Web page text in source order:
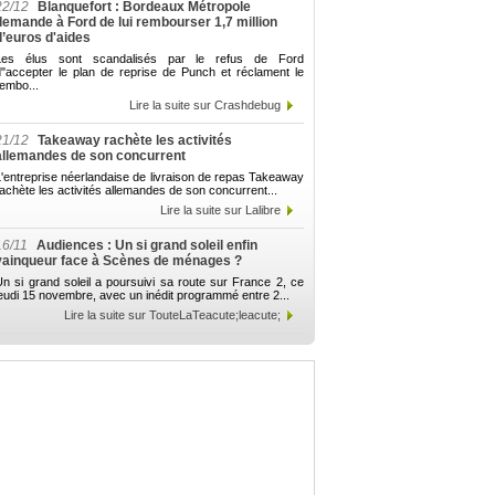
12
Blanquefort : Bordeaux Métropole
à Ford de lui rembourser 1,7 million
d'aides
élus sont scandalisés par le refus de Ford
le plan de reprise de Punch et réclament le
Lire la suite sur Crashdebug
12 Takeaway rachète les activités
de son concurrent
néerlandaise de livraison de repas Takeaway
les activités allemandes de son concurrent...
Lire la suite sur Lalibre
11
Audiences : Un si grand soleil enfin
face à Scènes de ménages ?
si grand soleil a poursuivi sa route sur France 2, ce
15 novembre, avec un inédit programmé entre 2...
Lire la suite sur TouteLaTeacute;leacute;